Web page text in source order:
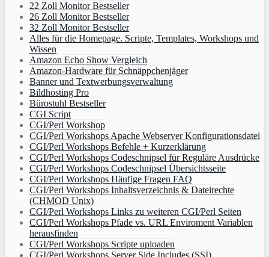
22 Zoll Monitor Bestseller
26 Zoll Monitor Bestseller
32 Zoll Monitor Bestseller
Alles für die Homepage. Scripte, Templates, Workshops und
Wissen
Amazon Echo Show Vergleich
Amazon-Hardware für Schnäppchenjäger
Banner und Textwerbungsverwaltung
Bildhosting Pro
Bürostuhl Bestseller
CGI Script
CGI/Perl Workshop
CGI/Perl Workshops Apache Webserver Konfigurationsdatei
CGI/Perl Workshops Befehle + Kurzerklärung
CGI/Perl Workshops Codeschnipsel für Reguläre Ausdrücke
CGI/Perl Workshops Codeschnipsel Übersichtsseite
CGI/Perl Workshops Häufige Fragen FAQ
CGI/Perl Workshops Inhaltsverzeichnis & Dateirechte
(CHMOD Unix)
CGI/Perl Workshops Links zu weiteren CGI/Perl Seiten
CGI/Perl Workshops Pfade vs. URL Enviroment Variablen
herausfinden
CGI/Perl Workshops Scripte uploaden